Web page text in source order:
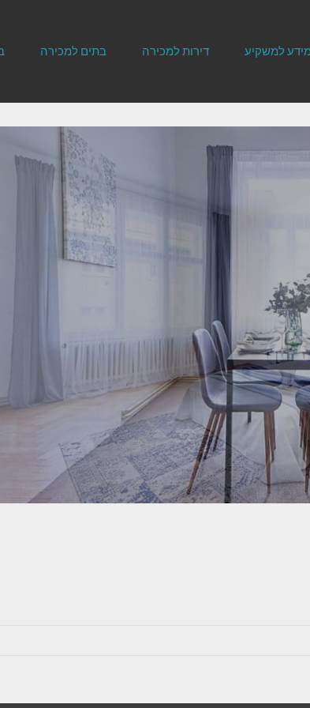
מידע למשקיע דירות למכירה בתים למכירה